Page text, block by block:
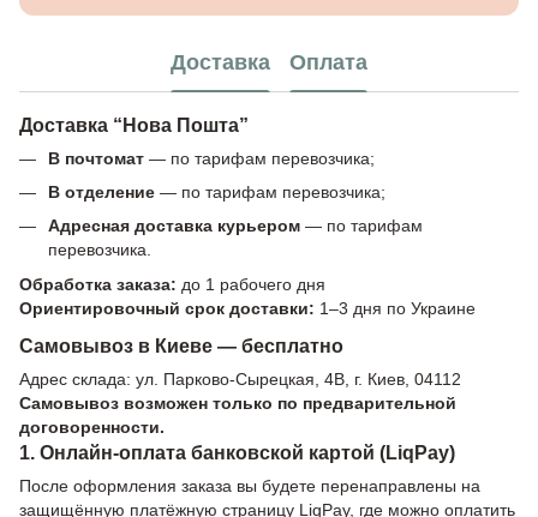
Доставка Оплата
Доставка “Нова Пошта”
В почтомат — по тарифам перевозчика;
В отделение — по тарифам перевозчика;
Адресная доставка курьером — по тарифам
перевозчика.
Обработка заказа: до 1 рабочего дня
Ориентировочный срок доставки: 1–3 дня по Украине
Самовывоз в Киеве — бесплатно
Адрес склада: ул. Парково-Сырецкая, 4В, г. Киев, 04112
Самовывоз возможен только по предварительной
договоренности.
1. Онлайн-оплата банковской картой (LiqPay)
После оформления заказа вы будете перенаправлены на
защищённую платёжную страницу LiqPay, где можно оплатить